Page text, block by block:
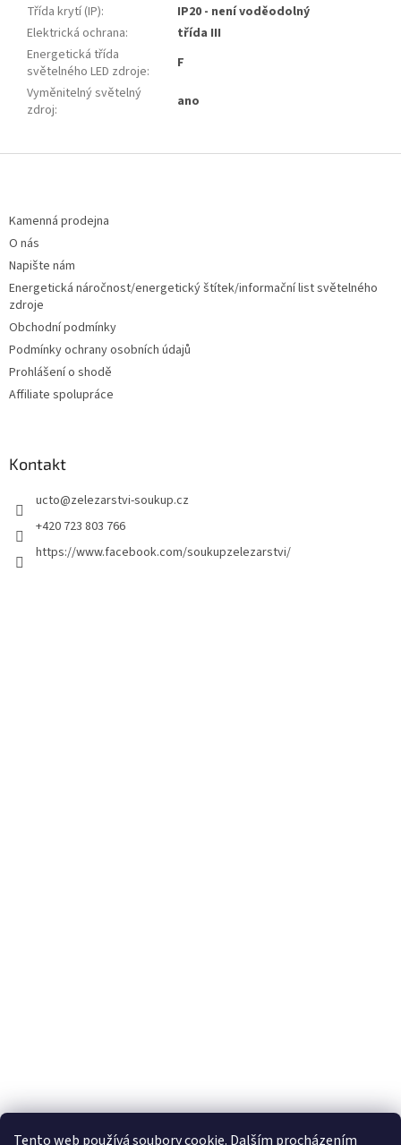
Tento web používá soubory cookie. Dalším procházením
Třída krytí (IP):
IP20 - není voděodolný
Elektrická ochrana:
třída III
Energetická třída
světelného LED zdroje:
F
Vyměnitelný světelný
zdroj: ano
Kamenná prodejna
O nás
Napište nám
Energetická náročnost/energetický štítek/informační list světelného
zdroje
Obchodní podmínky
Podmínky ochrany osobních údajů
Prohlášení o shodě
Affiliate spolupráce
Kontakt
ucto@zelezarstvi-soukup.cz
+420 723 803 766
https://www.facebook.com/soukupzelezarstvi/